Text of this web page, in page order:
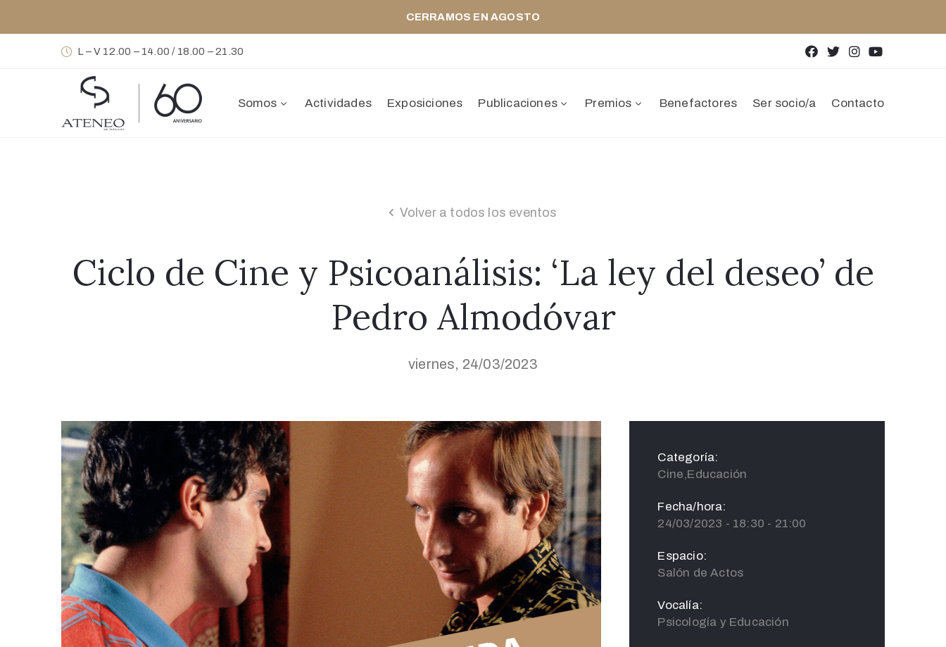
CERRAMOS EN AGOSTO
L – V 12.00 – 14.00 / 18.00 – 21.30
Somos Actividades Exposiciones Publicaciones Premios Benefactores Ser socio/a Contacto
Volver a todos los eventos
Ciclo de Cine y Psicoanálisis: ‘La ley del deseo’ de
Pedro Almodóvar
viernes, 24/03/2023
Categoría:
Cine,Educación
Fecha/hora:
24/03/2023 - 18:30 - 21:00
Espacio:
Salón de Actos
Vocalía:
Psicología y Educación